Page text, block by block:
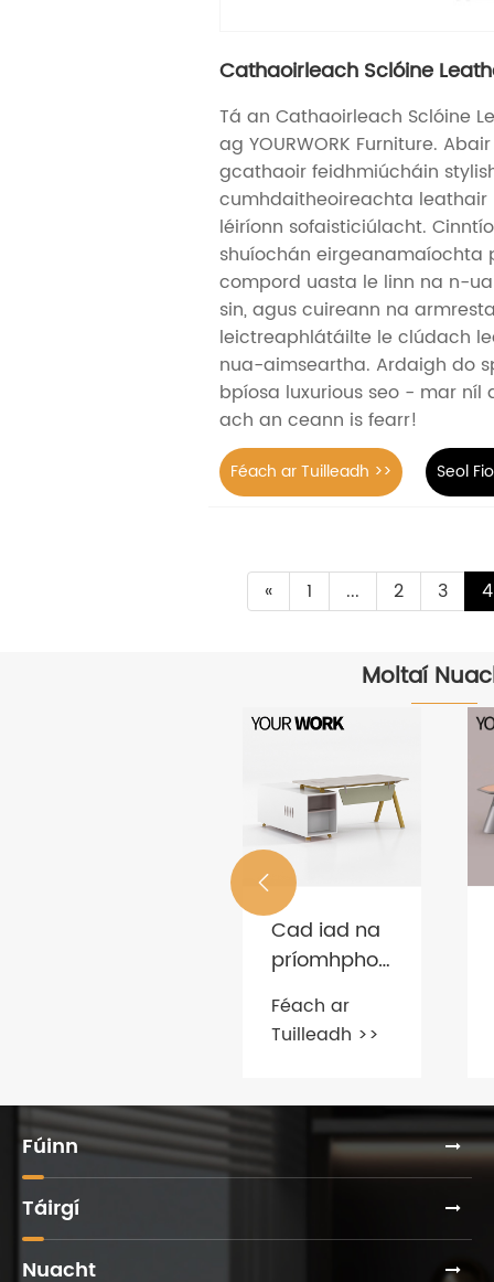
Cathaoirleach Sclóine
Tá an Cathaoirleach Sclóine
ag YOURWORK Furniture.
gcathaoir feidhmiúcháin
cumhdaitheoireachta
léiríonn sofaisticiúlacht.
shuíochán eirgeanamaíochta
compord uasta le linn na n-
sin, agus cuireann na
leictreaphlátáilte le clúdach
nua-aimseartha. Ardaigh do
bpíosa luxurious seo - mar
ach an ceann is fearr!
Féach ar Tuilleadh >> Seol
« 1 ... 2 3 4
Moltaí
Cad iad na
príomhphointí
chun
troscán
oifige a
Féach ar
Tuilleadh >>

Fúinn
Táirgí
Nuacht